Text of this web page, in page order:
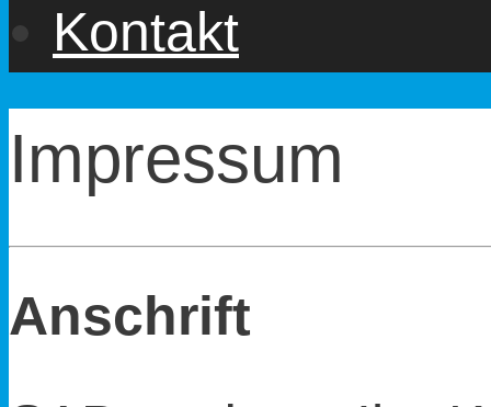
Kontakt
Impressum
Anschrift